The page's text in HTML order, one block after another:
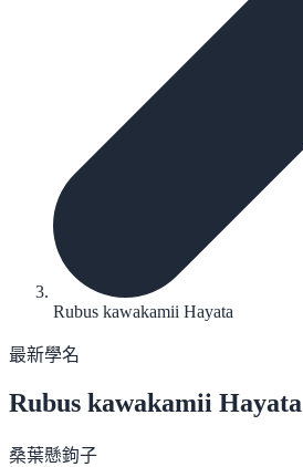
Rubus kawakamii Hayata
最新學名
Rubus kawakamii Hayata
桑葉懸鉤子